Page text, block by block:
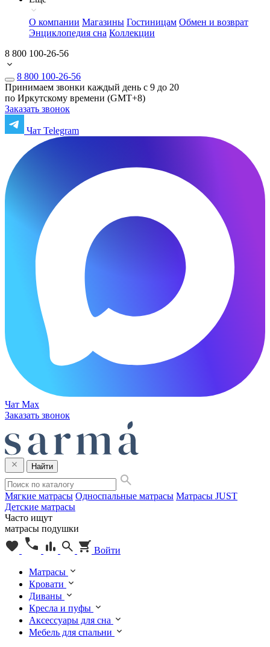
О компании Магазины Гостиницам Обмен и возврат
Энциклопедия сна Коллекции
8 800 100-26-56
8 800 100-26-56
Принимаем звонки каждый день с 9 до 20
по Иркутскому времени (GMT+8)
Заказать звонок
Чат Telegram
Чат Max
Заказать звонок
Найти
Мягкие матрасы Односпальные матрасы Матрасы JUST
Детские матрасы
Часто ищут
матрасы подушки
Войти
Матрасы
Кровати
Диваны
Кресла и пуфы
Аксессуары для сна
Мебель для спальни